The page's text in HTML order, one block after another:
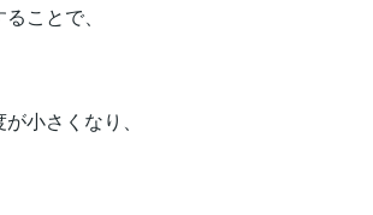
ことで、
小さくなり、